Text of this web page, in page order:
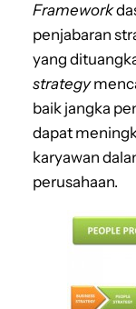
Framework
penjabaran
yang
strategy
baik jangka
dapat
karyawan
perusahaan.